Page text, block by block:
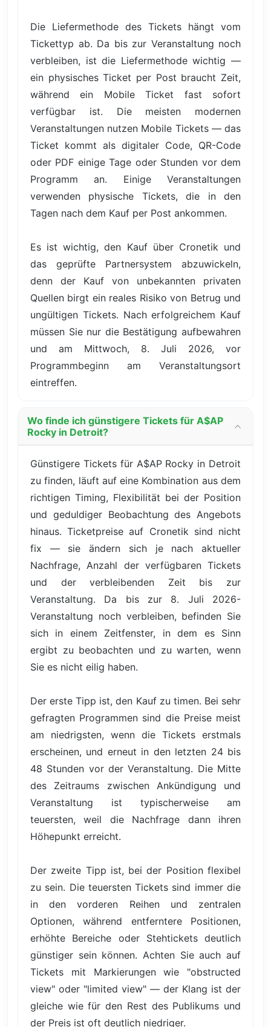
Die Liefermethode des Tickets hängt vom
Tickettyp ab. Da bis zur Veranstaltung noch
verbleiben, ist die Liefermethode wichtig —
ein physisches Ticket per Post braucht Zeit,
während ein Mobile Ticket fast sofort
verfügbar ist. Die meisten modernen
Veranstaltungen nutzen Mobile Tickets — das
Ticket kommt als digitaler Code, QR-Code
oder PDF einige Tage oder Stunden vor dem
Programm an. Einige Veranstaltungen
verwenden physische Tickets, die in den
Tagen nach dem Kauf per Post ankommen.
Es ist wichtig, den Kauf über Cronetik und
das geprüfte Partnersystem abzuwickeln,
denn der Kauf von unbekannten privaten
Quellen birgt ein reales Risiko von Betrug und
ungültigen Tickets. Nach erfolgreichem Kauf
müssen Sie nur die Bestätigung aufbewahren
und am Mittwoch, 8. Juli 2026, vor
Programmbeginn am Veranstaltungsort
eintreffen.
Wo finde ich günstigere Tickets für A$AP
Rocky in Detroit?
Günstigere Tickets für A$AP Rocky in Detroit
zu finden, läuft auf eine Kombination aus dem
richtigen Timing, Flexibilität bei der Position
und geduldiger Beobachtung des Angebots
hinaus. Ticketpreise auf Cronetik sind nicht
fix — sie ändern sich je nach aktueller
Nachfrage, Anzahl der verfügbaren Tickets
und der verbleibenden Zeit bis zur
Veranstaltung. Da bis zur 8. Juli 2026-
Veranstaltung noch verbleiben, befinden Sie
sich in einem Zeitfenster, in dem es Sinn
ergibt zu beobachten und zu warten, wenn
Sie es nicht eilig haben.
Der erste Tipp ist, den Kauf zu timen. Bei sehr
gefragten Programmen sind die Preise meist
am niedrigsten, wenn die Tickets erstmals
erscheinen, und erneut in den letzten 24 bis
48 Stunden vor der Veranstaltung. Die Mitte
des Zeitraums zwischen Ankündigung und
Veranstaltung ist typischerweise am
teuersten, weil die Nachfrage dann ihren
Höhepunkt erreicht.
Der zweite Tipp ist, bei der Position flexibel
zu sein. Die teuersten Tickets sind immer die
in den vorderen Reihen und zentralen
Optionen, während entferntere Positionen,
erhöhte Bereiche oder Stehtickets deutlich
günstiger sein können. Achten Sie auch auf
Tickets mit Markierungen wie "obstructed
view" oder "limited view" — der Klang ist der
gleiche wie für den Rest des Publikums und
der Preis ist oft deutlich niedriger.